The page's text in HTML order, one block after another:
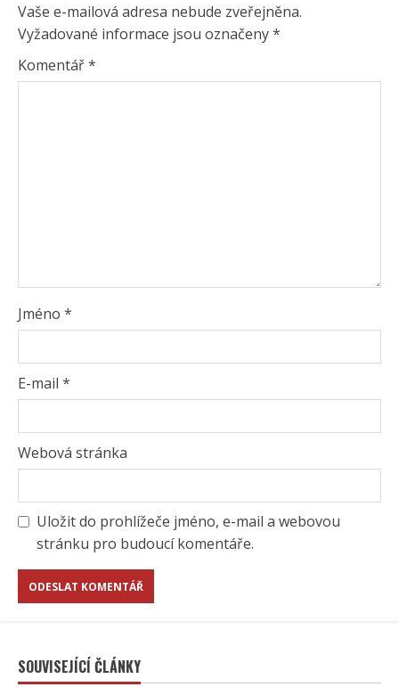
Vaše e-mailová adresa nebude zveřejněna.
Vyžadované informace jsou označeny*
Komentář*
Jméno *
E-mail *
Webová stránka
Uložit do prohlížeče jméno, e-mail a webovou
stránku pro budoucí komentáře.
SOUVISEJÍCÍ ČLÁNKY